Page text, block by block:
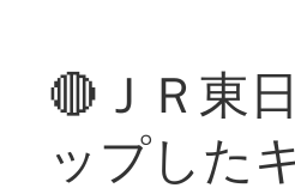
🔴ＪＲ東
ップした